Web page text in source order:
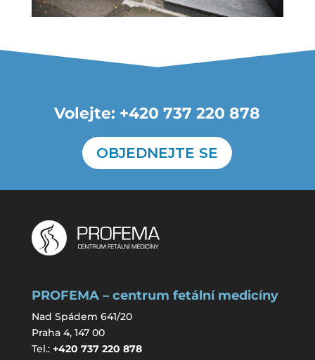
Volejte: +420 737 220 878
OBJEDNEJTE SE
PROFEMA – centrum fetální medicíny
Nad Spádem 641/20
Praha 4, 147 00
Tel.: +420 737 220 878